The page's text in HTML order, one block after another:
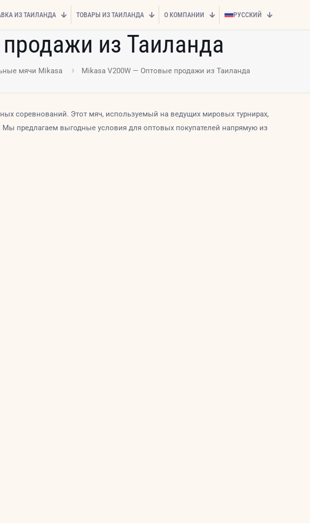
ИЗ ТАИЛАНДА ТОВАРЫ ИЗ ТАИЛАНДА О КОМПАНИИ РУССКИЙ
из Таиланда
мячи Mikasa Mikasa V200W — Оптовые продажи из Таиланда
соревнований. Этот мяч, используемый на ведущих мировых турнирах,
Мы предлагаем выгодные условия для оптовых покупателей напрямую из